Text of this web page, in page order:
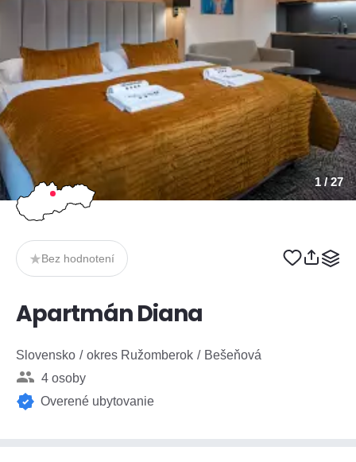
1/ 27
Bez hodnotení
Apartmán Diana
Slovensko okres Ružomberok
Bešeňová
4 osoby
Overené ubytovanie